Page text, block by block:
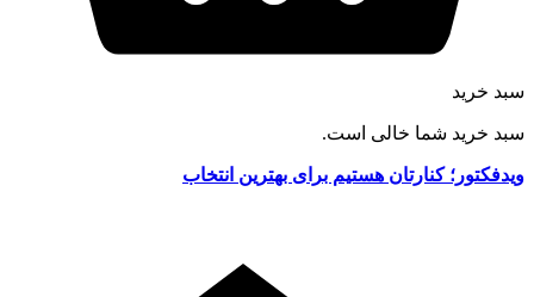
سبد خرید
سبد خرید شما خالی است.
ویدفکتور؛ کنارتان هستیم برای بهترین انتخاب